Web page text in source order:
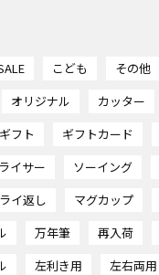
こども その他
オリジナル カッター
ギフト ギフトカード
イサー ソーイング
イ返し マグカップ
万年筆 再入荷
左利き用 左右両用